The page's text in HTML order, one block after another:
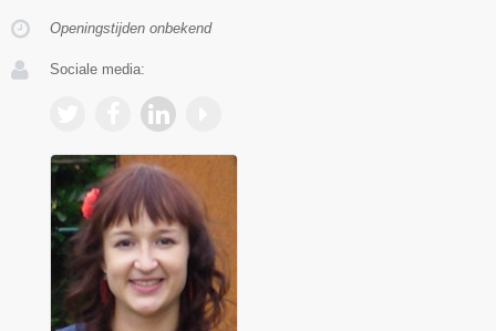
Openingstijden onbekend
Sociale media: